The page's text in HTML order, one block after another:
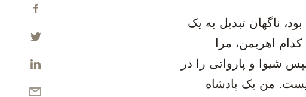
ناگهان تبدیل به یک
اهریمن، مرا
شیوا و پارواتی را در
من یک پادشاه